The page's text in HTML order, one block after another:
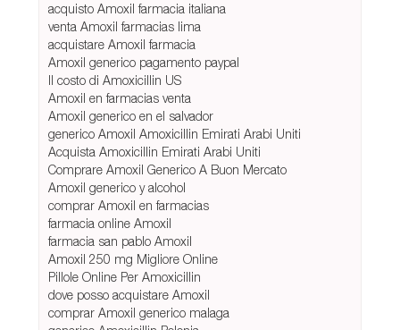
acquisto Amoxil farmacia italiana
venta Amoxil farmacias lima
acquistare Amoxil farmacia
Amoxil generico pagamento paypal
Il costo di Amoxicillin US
Amoxil en farmacias venta
Amoxil generico en el salvador
generico Amoxil Amoxicillin Emirati Arabi Uniti
Acquista Amoxicillin Emirati Arabi Uniti
Comprare Amoxil Generico A Buon Mercato
Amoxil generico y alcohol
comprar Amoxil en farmacias
farmacia online Amoxil
farmacia san pablo Amoxil
Amoxil 250 mg Migliore Online
Pillole Online Per Amoxicillin
dove posso acquistare Amoxil
comprar Amoxil generico malaga